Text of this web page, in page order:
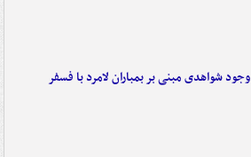
وجود شواهدی مبنی بر بمباران لامرد با فسفر